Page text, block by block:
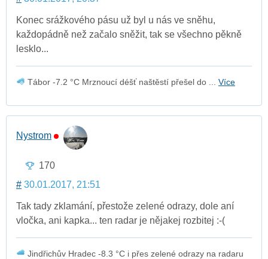
Konec srážkového pásu už byl u nás ve sněhu,
každopádně než začalo sněžit, tak se všechno pěkně
lesklo...
Tábor -7.2 °C Mrznoucí déšť naštěstí přešel do ... Více
Nystrom
170
# 30.01.2017, 21:51
Tak tady zklamání, přestože zelené odrazy, dole aní
vločka, ani kapka... ten radar je nějakej rozbitej :-(
Jindřichův Hradec -8.3 °C i přes zelené odrazy na radaru